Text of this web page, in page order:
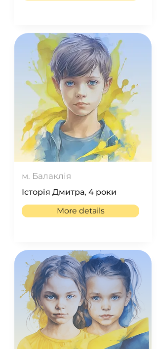
м. Балаклія
Історія Дмитра, 4 роки
More details